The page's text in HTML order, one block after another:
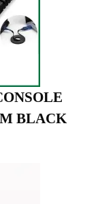
BLACK